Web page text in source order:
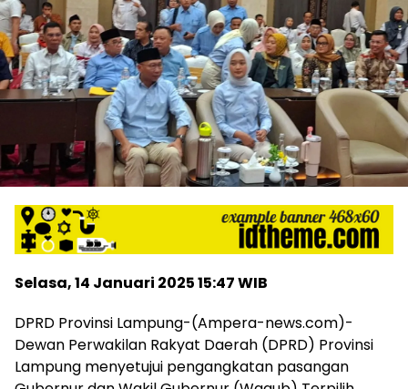
iklan
yang
relatif
lebih
murah
dari
maupun
media
siber
lainnya,
desain
Koran
dan
media
lebih
eksklusif,
bergaya
trendi,
Selasa, 14 Januari 2025 15:47 WIB
DPRD Provinsi Lampung-(Ampera-news.com)-
Dewan Perwakilan Rakyat Daerah (DPRD) Provinsi
Lampung menyetujui pengangkatan pasangan